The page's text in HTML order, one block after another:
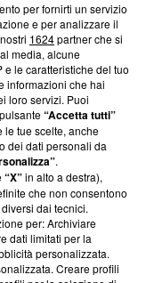
su Blasting
ci impegniamo a
aderenza a
News non è
di farne
una verifica di
per fornirti un servizio
e per analizzare il
1624partner che si
media, alcune
e le caratteristiche del tuo
informazioni che hai
loro servizi. Puoi
“Accetta tutti”
le tue scelte, anche
dei dati personali da
.
“X”in alto a destra),
che non consentono
dai tecnici.
per: Archiviare
dati limitati per la
personalizzata.
Creare profili